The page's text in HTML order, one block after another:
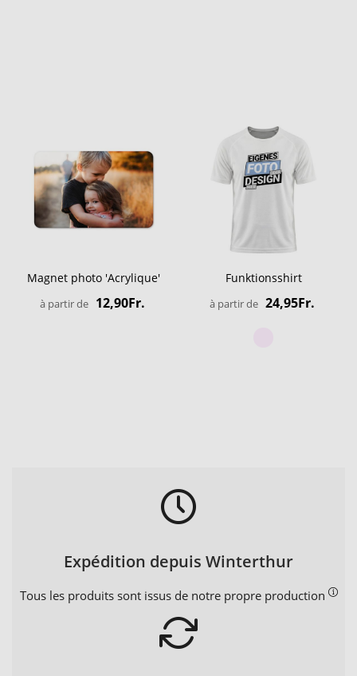
Magnet photo 'Acrylique'
à partir de 12,90Fr.
Funktionsshirt
à partir de 24,95Fr.
Expédition depuis Winterthur
Tous les produits sont issus de notre propre production